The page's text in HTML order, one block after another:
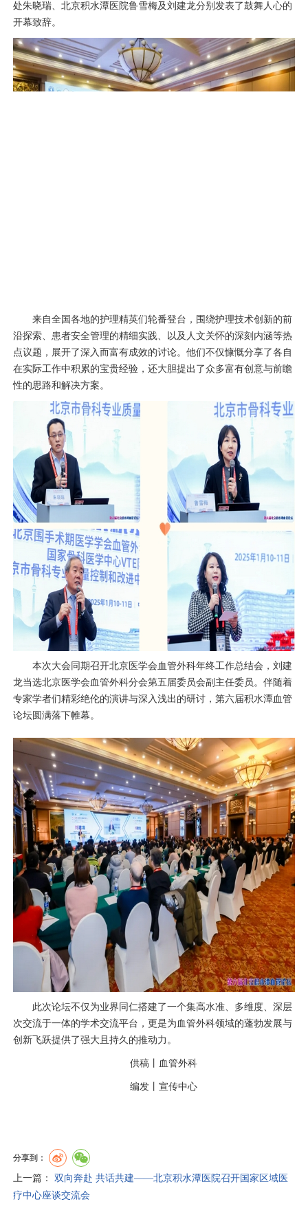
处朱晓瑞、北京积水潭医院鲁雪梅及刘建龙分别发表了鼓舞人心的
开幕致辞。
来自全国各地的护理精英们轮番登台，围绕护理技术创新的前
沿探索、患者安全管理的精细实践、以及人文关怀的深刻内涵等热
点议题，展开了深入而富有成效的讨论。他们不仅慷慨分享了各自
在实际工作中积累的宝贵经验，还大胆提出了众多富有创意与前瞻
性的思路和解决方案。
本次大会同期召开北京医学会 血管外科年终工作总结会， 刘建
龙当选北京医学会 血管外科分会第五届委员会副主任委员。伴随着
专家学者们精彩绝伦的演讲与深入浅出的研讨，第六届积水潭血管
论坛圆满落下帷幕。
此次论坛不仅为业界同仁搭建了一个集高水准、多维度、深层
次交流于一体的学术交流平台，更是为 血管外科领域的蓬勃发展与
创新飞跃提供了强大且持久的推动力。
供稿丨 血管外科
编发丨 宣传中心
分享到：
上一篇：
双向奔赴 共话共建——北京积水潭医院召开国家区域医
疗中心座谈交流会